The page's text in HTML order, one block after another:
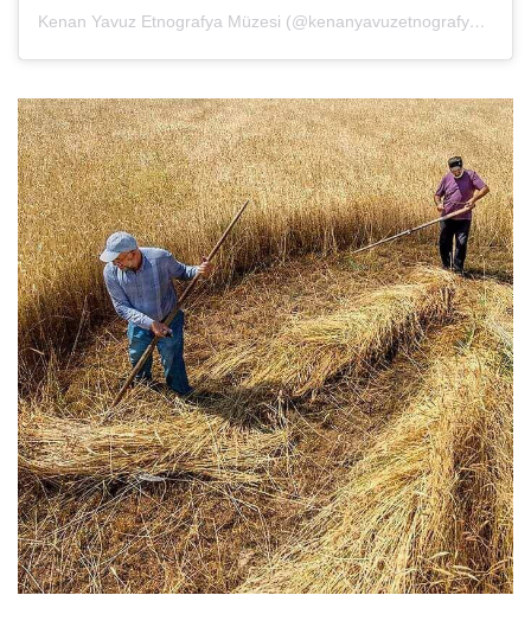
Kenan Yavuz Etnografya Müzesi (@kenanyavuzetnografya)’in paylaştığı bir gönderi